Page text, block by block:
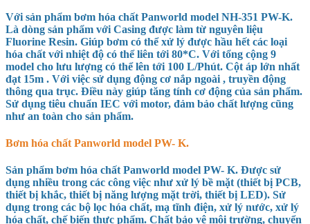
Với sản phẩm bơm hóa chất Panworld model NH-351 PW-K.
Là dòng sản phẩm với Casing được làm từ nguyên liệu
Fluorine Resin. Giúp bơm có thể xử lý được hầu hết các loại
hóa chất với nhiệt độ có thể liên tới 80*C. Với tổng cộng 9
model cho lưu lượng có thể lên tới 100 L/Phút. Cột áp lớn nhất
đạt 15m . Với việc sử dụng động cơ nắp ngoài , truyền động
thông qua trục. Điều này giúp tăng tính cơ động của sản phẩm.
Sử dụng tiêu chuẩn IEC với motor, đảm bảo chất lượng cũng
như an toàn cho sản phẩm.
Bơm hóa chất Panworld model PW- K.
Sản phẩm bơm hóa chất Panworld model PW- K. Được sử
dụng nhiều trong các công việc như xử lý bề mặt (thiết bị PCB,
thiết bị khắc, thiết bị năng lượng mặt trời, thiết bị LED). Sử
dụng trong các bộ lọc hóa chất, mạ tĩnh điện, xử lý nước, xử lý
hóa chất, chế biến thực phẩm. Chất bảo vệ môi trường, chuyển